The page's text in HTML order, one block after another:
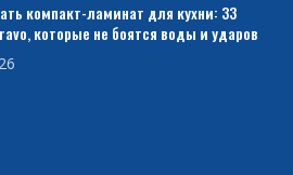
компакт-ламинат для кухни: 33
которые не боятся воды и ударов